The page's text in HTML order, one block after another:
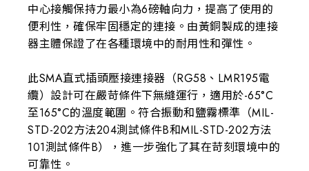
中心接觸保持力最小為6磅軸向力，提高了使用的
便利性，確保牢固穩定的連接。由黃銅製成的連接
器主體保證了在各種環境中的耐用性和彈性。
此SMA直式插頭壓接連接器（RG58、LMR195電
纜）設計可在嚴苛條件下無縫運行，適用於-65°C
至165°C的溫度範圍。符合振動和鹽霧標準（MIL-
STD-202方法204測試條件B和MIL-STD-202方法
101測試條件B），進一步強化了其在苛刻環境中的
可靠性。